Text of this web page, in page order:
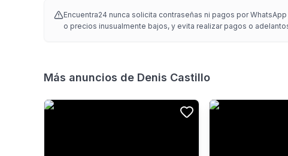
Encuentra24 nunca solicita contraseñas ni pagos por
o precios inusualmente bajos, y evita realizar pagos o
Más anuncios de Denis Castillo